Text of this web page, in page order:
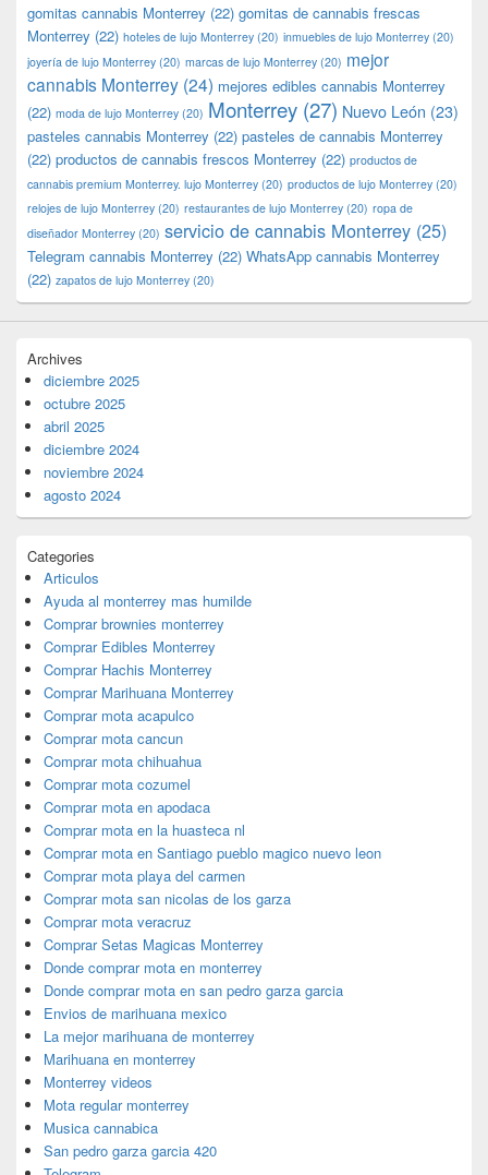
gomitas cannabis Monterrey (22) gomitas de cannabis frescas
Monterrey (22) hoteles de lujo Monterrey (20) inmuebles de lujo Monterrey (20)
joyería de lujo Monterrey (20) marcas de lujo Monterrey (20) mejor
cannabis Monterrey (24) mejores edibles cannabis Monterrey
(22) moda de lujo Monterrey (20) Monterrey (27) Nuevo León (23)
pasteles cannabis Monterrey (22) pasteles de cannabis Monterrey
(22) productos de cannabis frescos Monterrey (22) productos de
cannabis premium Monterrey. lujo Monterrey (20) productos de lujo Monterrey (20)
relojes de lujo Monterrey (20) restaurantes de lujo Monterrey (20) ropa de
diseñador Monterrey (20) servicio de cannabis Monterrey (25)
Telegram cannabis Monterrey (22) WhatsApp cannabis Monterrey
(22) zapatos de lujo Monterrey (20)
Archives
diciembre 2025
octubre 2025
abril 2025
diciembre 2024
noviembre 2024
agosto 2024
Categories
Articulos
Ayuda al monterrey mas humilde
Comprar brownies monterrey
Comprar Edibles Monterrey
Comprar Hachis Monterrey
Comprar Marihuana Monterrey
Comprar mota acapulco
Comprar mota cancun
Comprar mota chihuahua
Comprar mota cozumel
Comprar mota en apodaca
Comprar mota en la huasteca nl
Comprar mota en Santiago pueblo magico nuevo leon
Comprar mota playa del carmen
Comprar mota san nicolas de los garza
Comprar mota veracruz
Comprar Setas Magicas Monterrey
Donde comprar mota en monterrey
Donde comprar mota en san pedro garza garcia
Envios de marihuana mexico
La mejor marihuana de monterrey
Marihuana en monterrey
Monterrey videos
Mota regular monterrey
Musica cannabica
San pedro garza garcia 420